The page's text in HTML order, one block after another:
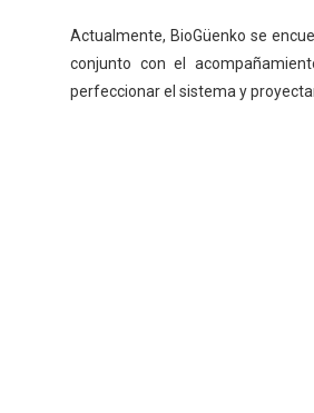
Actualmente, BioGüenko se
conjunto con el
perfeccionar el sistema y